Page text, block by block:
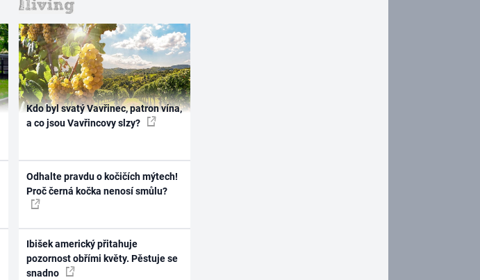
Kdo byl svatý Vavřinec, patron vína,
a co jsou Vavřincovy slzy?
Odhalte pravdu o kočičích mýtech!
Proč černá kočka nenosí smůlu?
Ibišek americký přitahuje
pozornost obřími květy. Pěstuje se
snadno